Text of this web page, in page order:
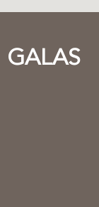
GALAS